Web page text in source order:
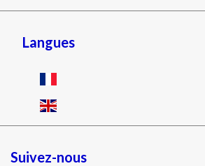
Langues
Suivez-nous